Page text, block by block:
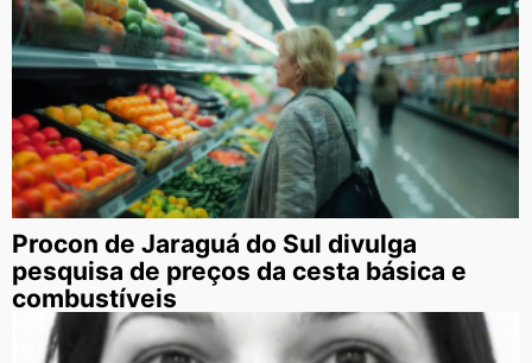
Procon de Jaraguá do Sul divulga
pesquisa de preços da cesta básica e
combustíveis